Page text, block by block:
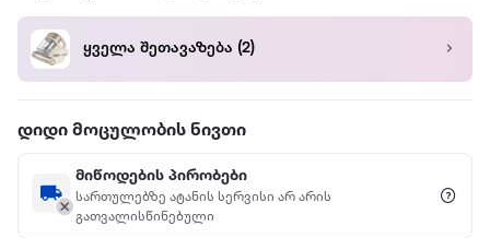
ყველა შეთავაზება (2)
დიდი მოცულობის ნივთი
მიწოდების პირობები
სართულებზე ატანის სერვისი არ არის
გათვალისწინებული